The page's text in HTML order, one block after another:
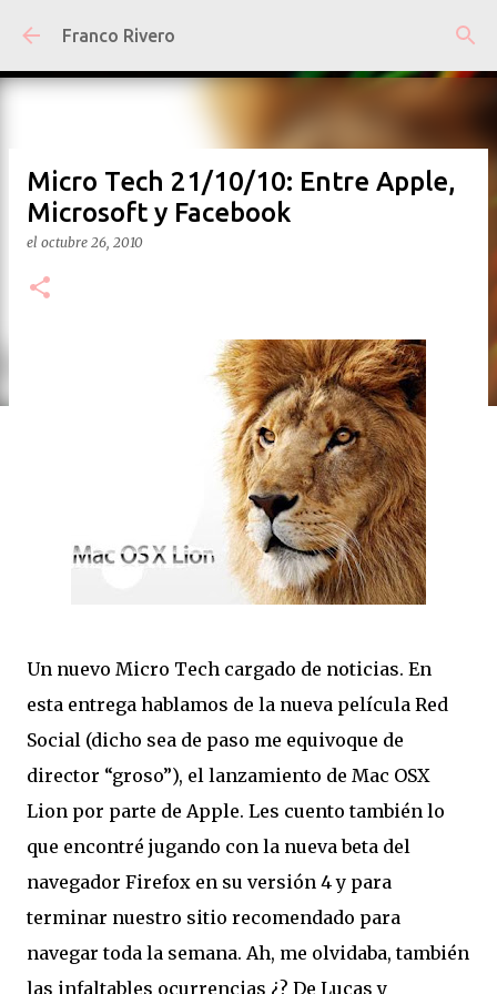
Ir al contenido principal
Franco Rivero
Micro Tech 21/10/10: Entre Apple,
Microsoft y Facebook
el octubre 26, 2010
Un nuevo Micro Tech cargado de noticias. En
esta entrega hablamos de la nueva película Red
Social (dicho sea de paso me equivoque de
director “groso”), el lanzamiento de Mac OSX
Lion por parte de Apple. Les cuento también lo
que encontré jugando con la nueva beta del
navegador Firefox en su versión 4 y para
terminar nuestro sitio recomendado para
navegar toda la semana. Ah, me olvidaba, también
las infaltables ocurrencias ¿? De Lucas y